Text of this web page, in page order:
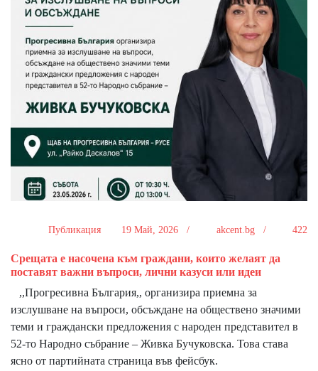
Публикация 19 Май, 2026 / akcent.bg / 422
Срещата е насочена към граждани, които желаят да
поставят важни въпроси, лични казуси или идеи
,,Прогресивна България,, организира приемна за
изслушване на въпроси, обсъждане на обществено значими
теми и граждански предложения с народен представител в
52-то Народно събрание – Живка Бучуковска. Това става
ясно от партийната страница във фейсбук.